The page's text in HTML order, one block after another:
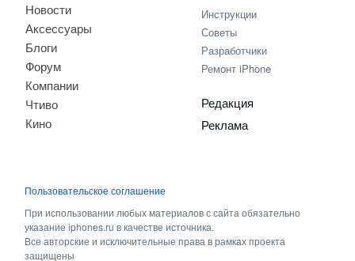
Новости
Аксессуары
Блоги
Форум
Компании
Чтиво
Кино
Инструкции
Советы
Разработчики
Ремонт iPhone
Редакция
Реклама
Пользовательское соглашение
При использовании любых материалов с сайта обязательно
указание iphones.ru в качестве источника.
Все авторские и исключительные права в рамках проекта
защищены